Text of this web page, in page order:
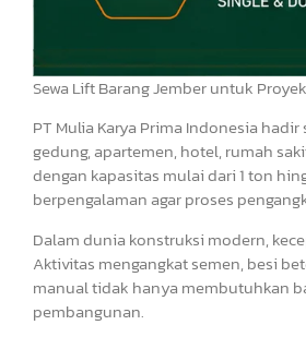
Sewa Lift Barang Jember untuk
PT Mulia Karya Prima Indonesia
gedung, apartemen, hotel, rumah
dengan kapasitas mulai dari 1 ton
berpengalaman agar proses
Dalam dunia konstruksi modern,
Aktivitas mengangkat semen, besi
manual tidak hanya membutuhkan
pembangunan.